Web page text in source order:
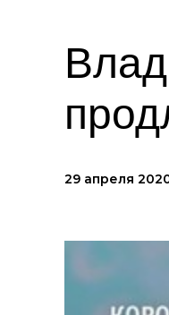
29 апреля